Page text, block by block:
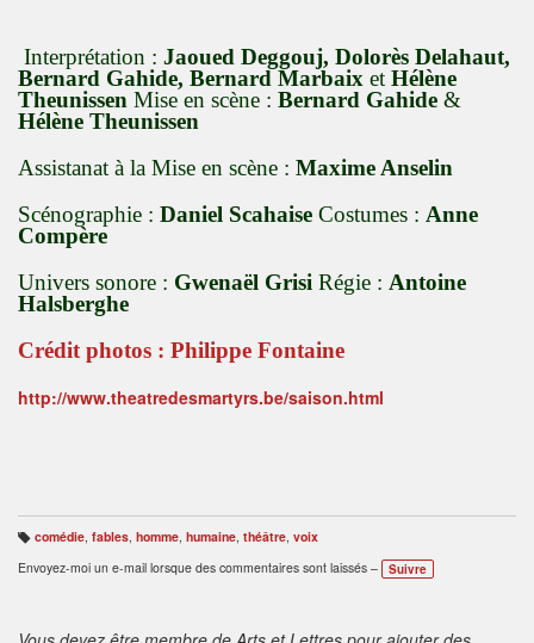
Interprétation : Jaoued Deggouj, Dolorès Delahaut,
Bernard Gahide, Bernard Marbaix et Hélène
Theunissen Mise en scène : Bernard Gahide &
Hélène Theunissen
Assistanat à la Mise en scène : Maxime Anselin
Scénographie : Daniel Scahaise Costumes : Anne
Compère
Univers sonore : Gwenaël Grisi Régie : Antoine
Halsberghe
Crédit photos : Philippe Fontaine
http://www.theatredesmartyrs.be/saison.html
B
ali
s
comédie, fables, homme, humaine, théâtre, voix
Envoyez-moi un e-mail lorsque des commentaires sont laissés –
Suivre